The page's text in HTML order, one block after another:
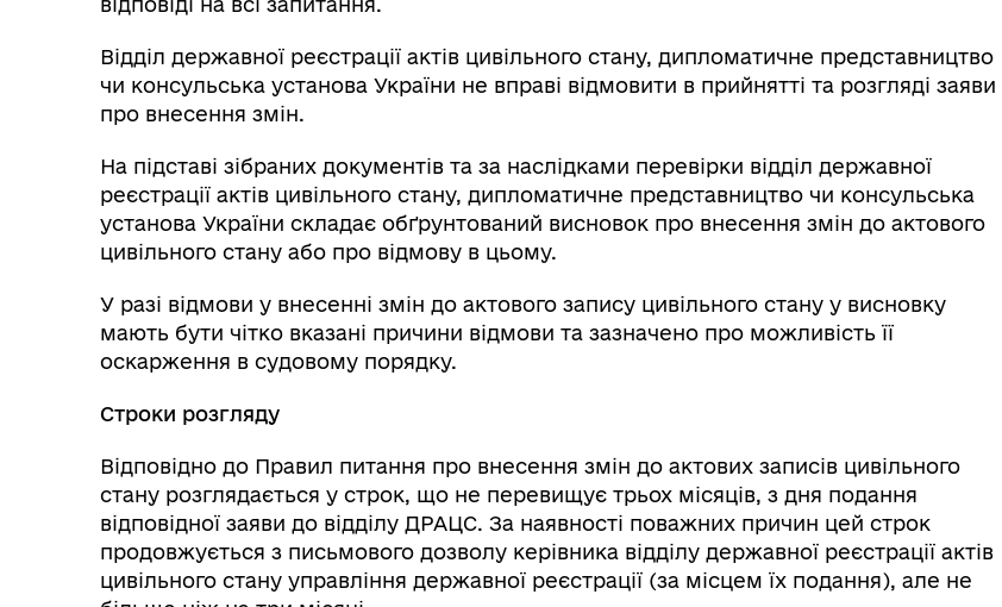
Відділ державної реєстрації актів цивільного стану, дипломатичне представництво
чи консульська установа України не вправі відмовити в прийнятті та розгляді заяви
про внесення змін.
На підставі зібраних документів та за наслідками перевірки відділ державної
реєстрації актів цивільного стану, дипломатичне представництво чи консульська
установа України складає обґрунтований висновок про внесення змін до актового
цивільного стану або про відмову в цьому.
У разі відмови у внесенні змін до актового запису цивільного стану у висновку
мають бути чітко вказані причини відмови та зазначено про можливість її
оскарження в судовому порядку.
Строки розгляду
Відповідно до Правил питання про внесення змін до актових записів цивільного
стану розглядається у строк, що не перевищує трьох місяців, з дня подання
відповідної заяви до відділу ДРАЦС. За наявності поважних причин цей строк
продовжується з письмового дозволу керівника відділу державної реєстрації актів
цивільного стану управління державної реєстрації (за місцем їх подання), але не